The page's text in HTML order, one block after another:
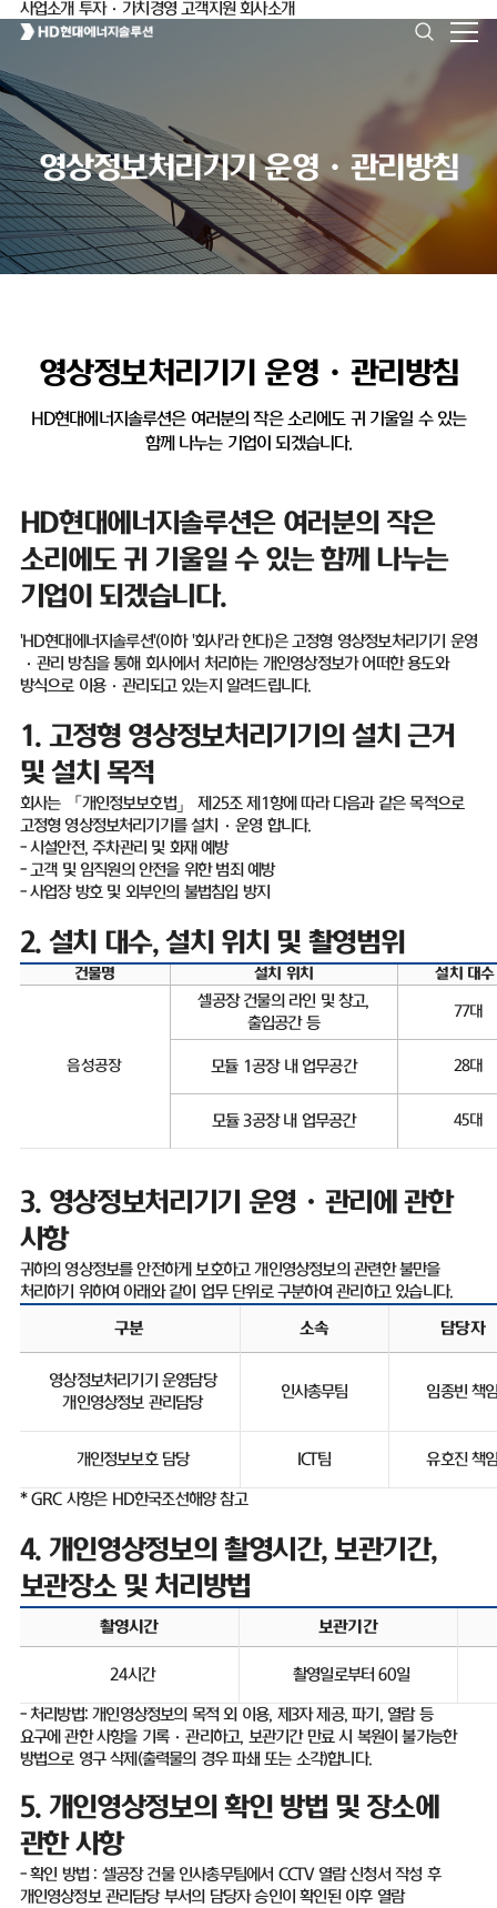
사업소개 투자·가치경영 고객지원 회사소개
영상정보처리기기 운영ㆍ관리방침
영상정보처리기기 운영ㆍ관리방침
HD현대에너지솔루션은 여러분의 작은 소리에도 귀 기울일 수 있는
함께 나누는 기업이 되겠습니다.
HD현대에너지솔루션은 여러분의 작은
소리에도 귀 기울일 수 있는 함께 나누는
기업이 되겠습니다.
'HD현대에너지솔루션'(이하'회사'라 한다)은 고정형 영상정보처리기기 운영
· 관리 방침을 통해 회사에서 처리하는 개인영상정보가 어떠한 용도와
방식으로 이용·관리되고 있는지 알려드립니다.
1. 고정형 영상정보처리기기의 설치 근거
및 설치 목적
회사는 「개인정보보호법」 제 25조 제 1항에 따라 다음과 같은 목적으로
고정형 영상정보처리기기를 설치
· 운영 합니다.
-시설안전,주차관리 및 화재 예방
-고객 및 임직원의 안전을 위한 범죄 예방
-사업장 방호 및 외부인의 불법침입 방지
2. 설치 대수,설치 위치 및 촬영범위
건물명 설치 위치 설치 대수
음성공장
셀공장 건물의 라인 및 창고,
출입공간 등
77대
모듈 1공장 내 업무공간 28대
모듈3공장 내 업무공간 45대
3. 영상정보처리기기 운영ㆍ관리에 관한
사항
귀하의 영상정보를 안전하게 보호하고 개인영상정보의 관련한 불만을
처리하기 위하여 아래와 같이 업무 단위로 구분하여 관리하고 있습니다.
구분 소속 담당자
영상정보처리기기 운영담당
개인영상정보 관리담당
인사총무팀 임종빈 책
개인정보보호 담당 ICT팀 유호진 책
* GRC 사항은HD한국조선해양 참고
4. 개인영상정보의 촬영시간, 보관기간,
보관장소 및 처리방법
촬영시간 보관기간
24시간 촬영일로부터60일
-처리방법:개인영상정보의 목적 외 이용, 제 3자 제공,파기 , 열람 등
요구에 관한 사항을 기록·관리하고, 보관기간 만료 시 복원이 불가능한
방법으로 영구 삭제 (출력물의 경우 파쇄 또는 소각)합니다.
5. 개인영상정보의 확인 방법 및 장소에
관한 사항
-확인 방법 : 셀공장 건물 인사총무팀에서 CCTV 열람 신청서 작성 후
개인영상정보 관리담당 부서의 담당자 승인이 확인된 이후 열람